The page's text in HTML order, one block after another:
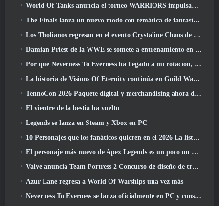
World Of Tanks anuncia el torneo WARRIORS impulsado por la comunidad
The Finals lanza un nuevo modo con temática de fantasía medieval, 'Dragon's Claim'
Los Tholianos regresan en el evento Crystaline Chaos de Star Trek Online
Damian Priest de la WWE se somete a entrenamiento en “The Loot Camp” en el tráiler Live Action Burst Fest de Delta Force
Por qué Neverness To Everness ha llegado a mi rotación, Por ahora
La historia de Visions Of Eternity continúa en Guild Wars 2 La próxima semana
TennoCon 2026 Paquete digital y merchandising ahora disponibles para comprar
El vientre de la bestia ha vuelto
Legends se lanza en Steam y Xbox en PC
10 Personajes que los fanáticos quieren en el 2026 La lista de Marvel Rivals es la que tiene más probabilidades de suceder
El personaje más nuevo de Apex Legends es un poco un demonio de la velocidad
Valve anuncia Team Fortress 2 Concurso de diseño de trofeos ÜBERFEST
Azur Lane regresa a World Of Warships una vez más
Neverness To Everness se lanza oficialmente en PC y consolas